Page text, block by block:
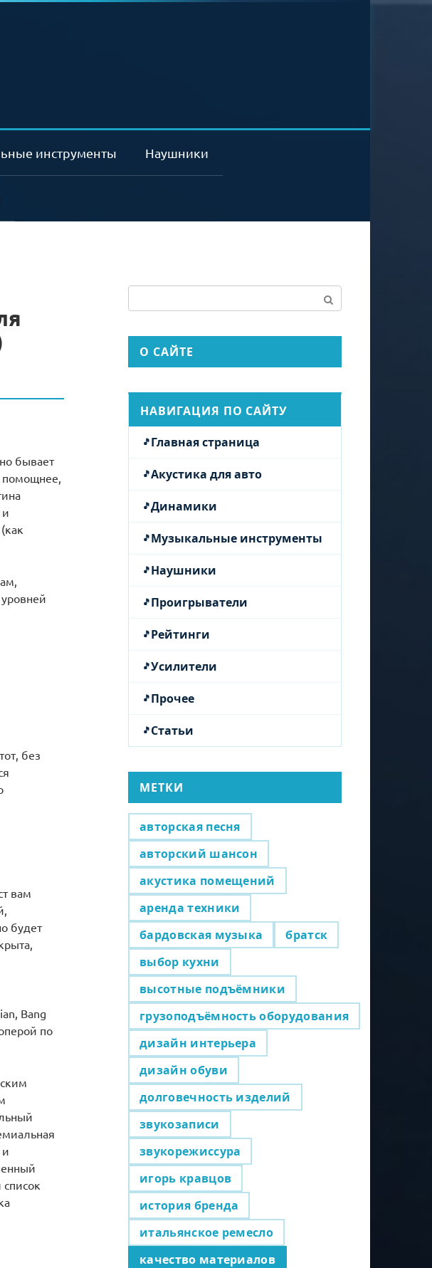
инструменты Наушники
бывает
помощнее,
без
вам
будет
Bang
по
О САЙТЕ
НАВИГАЦИЯ ПО САЙТУ
Главная страница
Акустика для авто
Динамики
Музыкальные инструменты
Наушники
Проигрыватели
Рейтинги
Усилители
Прочее
Статьи
МЕТКИ
авторская песня
авторский шансон
акустика помещений
аренда техники
бардовская музыка
братск
выбор кухни
высотные подъёмники
грузоподъёмность оборудования
дизайн интерьера
дизайн обуви
долговечность изделий
звукозаписи
звукорежиссура
игорь кравцов
история бренда
итальянское ремесло
качество материалов